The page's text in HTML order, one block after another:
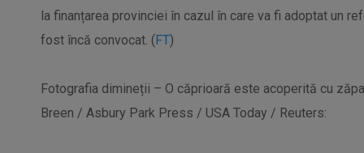
la finanțarea provinciei în cazul în care va fi adoptat un
fost încă convocat. (FT)
Fotografia dimineții – O căprioară este acoperită cu
Breen / Asbury Park Press / USA Today / Reuters: